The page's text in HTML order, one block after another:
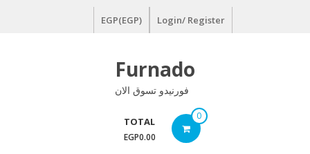
Login/ Register
EGP(EGP)
Furnado
فورنيدو تسوق الان
0
TOTAL
EGP0.00